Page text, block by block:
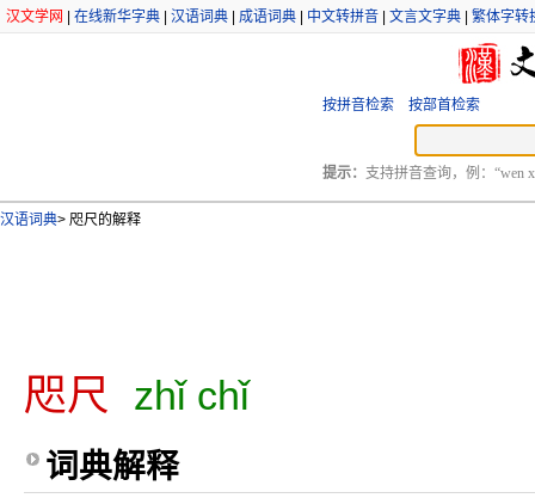
汉文学网 在线新华字典 汉语词典 成语词典 中文转拼音 文言文字典 繁体字转
按拼音检索 按部首检索
提示： 支持拼音查询，例：“wen
汉语词典> 咫尺的解释
咫尺 zhǐ chǐ
词典解释